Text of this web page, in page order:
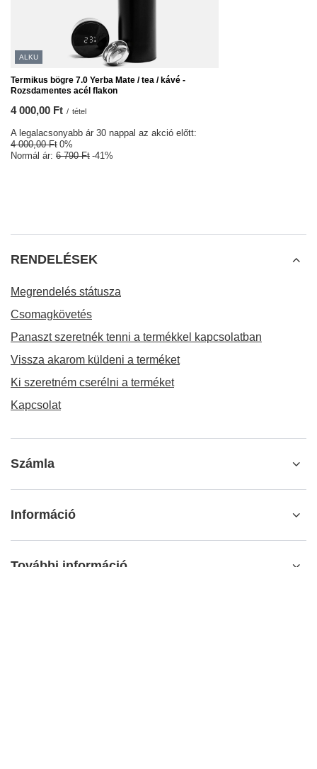
ALKU
Termikus bögre 7.0 Yerba Mate / tea / kávé -
Rozsdamentes acél flakon
4 000,00 Ft / tétel
A legalacsonyabb ár 30 nappal az akció előtt:
4 000,00 Ft 0%
Normál ár: 6 790 Ft -41%
RENDELÉSEK
Megrendelés státusza
Csomagkövetés
Panaszt szeretnék tenni a termékkel kapcsolatban
Vissza akarom küldeni a terméket
Ki szeretném cserélni a terméket
Kapcsolat
Számla
Információ
További információ